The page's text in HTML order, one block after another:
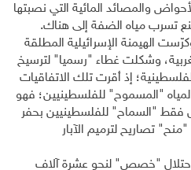
من خلال الأحواض والمصائد المائية التي نصبتها
تسرب مياه الضفة إلى هناك.
الهيمنة الإسرائيلية المطلقة
وشكلت غطاء "رسميا" لترسيخ
إذ أقرت تلك الاتفاقيات
"المسموح" للفلسطينيين؛ فهو
فقط "السماح" للفلسطينيين بحفر
تصاريح لترميم الآبار
"خصص" لنحو عشرة آلاف